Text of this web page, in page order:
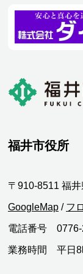
福井市役所
〒910-8511 福
GoogleMap / フ
電話番号 0776-
業務時間 平日8